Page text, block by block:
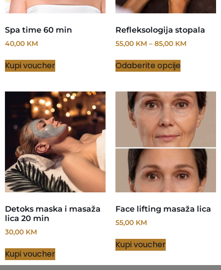
Spa time 60 min
40,00 KM
Kupi voucher
Refleksologija stopala
55,00 KM – 85,00 KM
Odaberite opcije
Detoks maska i masaža
lica 20 min
30,00 KM
Kupi voucher
Face lifting masaža lica
55,00 KM
Kupi voucher